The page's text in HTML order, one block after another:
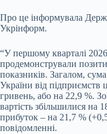
Про це інформувала
Укрінформ.
“У першому кварталі 2026
продемонстрували
показників. Загалом,
України від підприємств
гривень, або на 22,9 %.
вартість збільшилися на
прибуток – на 21,7 %
повідомленні.